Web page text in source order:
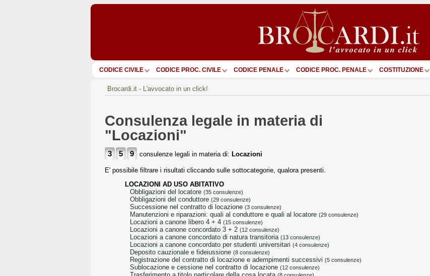
CODICE CIVILE CODICE PROC. CIVILE CODICE PENALE CODICE PROC. PENALE COSTITUZIONE
Brocardi.it - L'avvocato in un click!
Consulenza legale in materia di
"Locazioni"
3 5 9 consulenze legali in materia di: Locazioni
E' possibile filtrare i risultati cliccando sulle sottocategorie, qualora presenti.
LOCAZIONI AD USO ABITATIVO
obbligazioni del locatore (35 consulenze)
obbligazioni del conduttore (29 consulenze)
successione nel contratto di locazione (3 consulenze)
manutenzioni e riparazioni: quali al conduttore e quali al locatore (29 consulenze)
locazioni a canone libero 4 + 4 (15 consulenze)
locazioni a canone concordato 3 + 2 (12 consulenze)
locazioni a canone concordato di natura transitoria (13 consulenze)
locazioni a canone concordato per studenti universitari (4 consulenze)
deposito cauzionale e fideiussione (8 consulenze)
registrazione del contratto di locazione e adempimenti successivi (5 consulenze)
sublocazione e cessione nel contratto di locazione (12 consulenze)